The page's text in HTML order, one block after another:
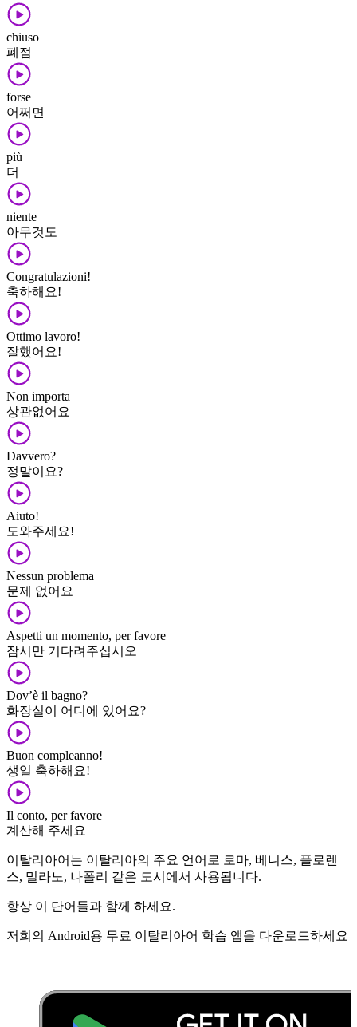
chiuso
폐점
forse
어쩌면
più
더
niente
아무것도
Congratulazioni!
축하해요!
Ottimo lavoro!
잘했어요!
Non importa
상관없어요
Davvero?
정말이요?
Aiuto!
도와주세요!
Nessun problema
문제 없어요
Aspetti un momento, per favore
잠시만 기다려주십시오
Dov’è il bagno?
화장실이 어디에 있어요?
Buon compleanno!
생일 축하해요!
Il conto, per favore
계산해 주세요
이탈리아어는 이탈리아의 주요 언어로 로마, 베니스, 플로렌
스, 밀라노, 나폴리 같은 도시에서 사용됩니다.
항상 이 단어들과 함께 하세요.
저희의 Android용 무료 이탈리아어 학습 앱을 다운로드하세요